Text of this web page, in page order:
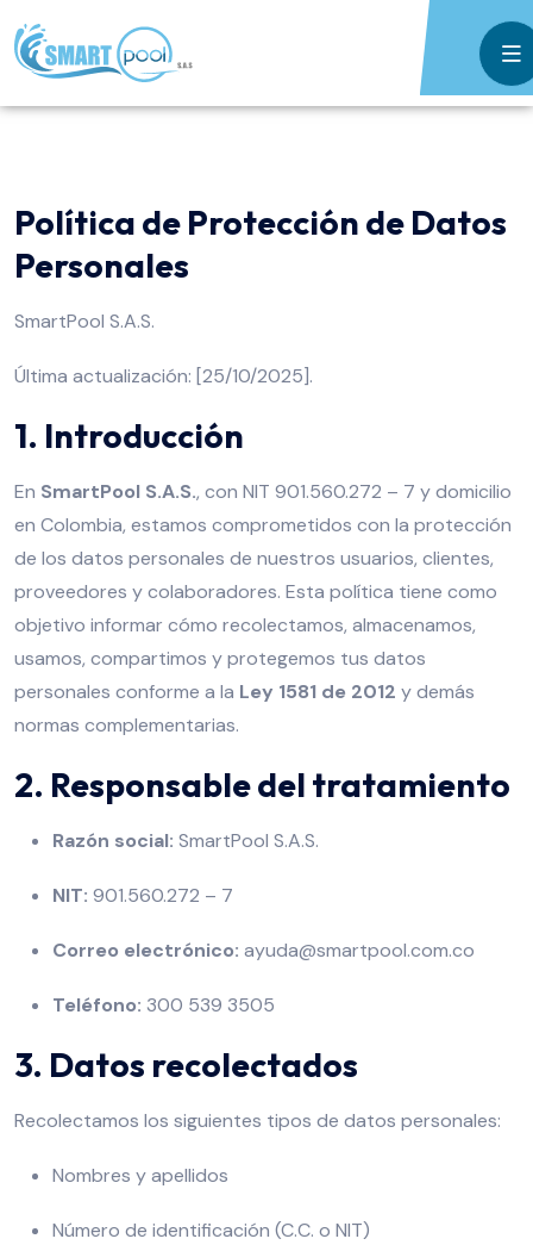
Política de Protección de Datos
Personales
SmartPool S.A.S.
Última actualización: [25/10/2025].
1. Introducción
En SmartPool S.A.S., con NIT 901.560.272 – 7 y domicilio
en Colombia, estamos comprometidos con la protección
de los datos personales de nuestros usuarios, clientes,
proveedores y colaboradores. Esta política tiene como
objetivo informar cómo recolectamos, almacenamos,
usamos, compartimos y protegemos tus datos
personales conforme a la Ley 1581 de 2012 y demás
normas complementarias.
2. Responsable del tratamiento
Razón social: SmartPool S.A.S.
NIT: 901.560.272 – 7
Correo electrónico: ayuda@smartpool.com.co
Teléfono: 300 539 3505
3. Datos recolectados
Recolectamos los siguientes tipos de datos personales:
Nombres y apellidos
Número de identificación (C.C. o NIT)